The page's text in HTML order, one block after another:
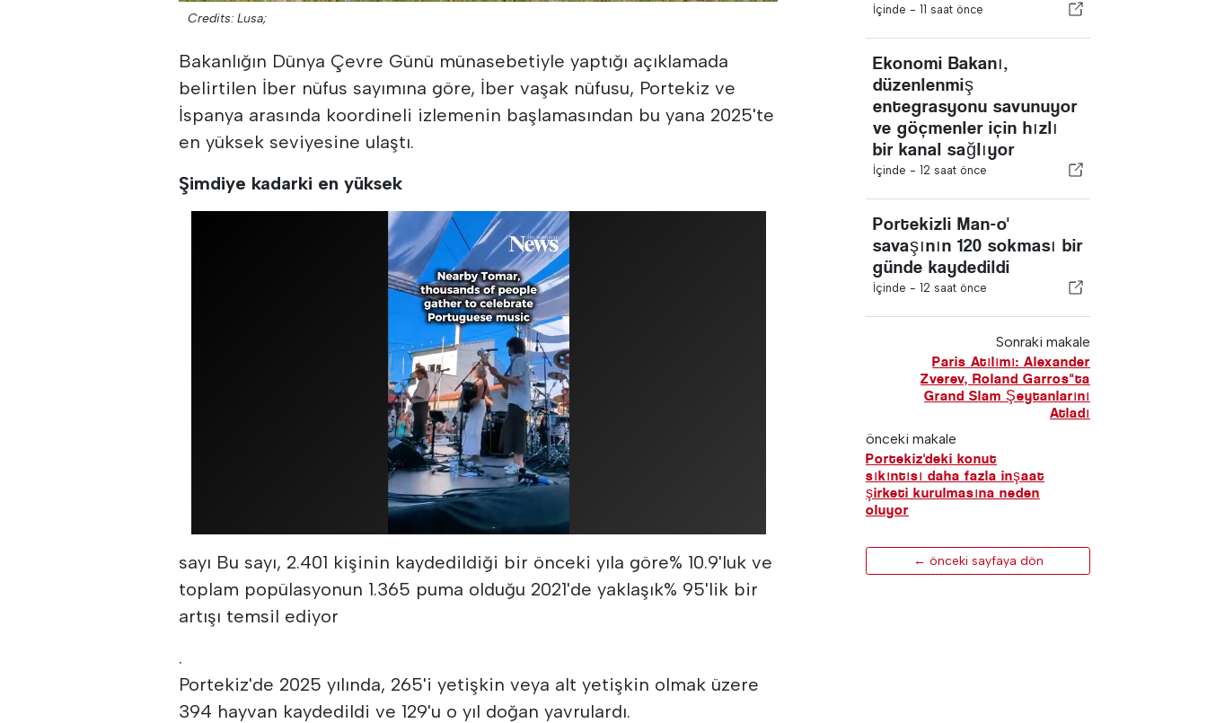
Credits: Lusa;
Bakanlığın Dünya Çevre Günü münasebetiyle yaptığı açıklamada
belirtilen İber nüfus sayımına göre, İber vaşak nüfusu, Portekiz ve
İspanya arasında koordineli izlemenin başlamasından bu yana 2025'te
en yüksek seviyesine ulaştı.
Şimdiye kadarki en yüksek
sayı Bu sayı, 2.401 kişinin kaydedildiği bir önceki yıla göre% 10.9'luk ve
toplam popülasyonun 1.365 puma olduğu 2021'de yaklaşık% 95'lik bir
artışı temsil ediyor
.
Portekiz'de 2025 yılında, 265'i yetişkin veya alt yetişkin olmak üzere
394 hayvan kaydedildi ve 129'u o yıl doğan yavrulardı.
İçinde - 11 saat önce
Ekonomi Bakanı,
düzenlenmiş
entegrasyonu savunuyor
ve göçmenler için hızlı
bir kanal sağlıyor
İçinde - 12 saat önce
Portekizli Man-o'
savaşının 120 sokması bir
günde kaydedildi
İçinde - 12 saat önce
Sonraki makale
Paris Atılımı: Alexander
Zverev, Roland Garros"ta
Grand Slam Şeytanlarını
Atladı
önceki makale
Portekiz'deki konut
sıkıntısı daha fazla inşaat
şirketi kurulmasına neden
oluyor
← önceki sayfaya dön